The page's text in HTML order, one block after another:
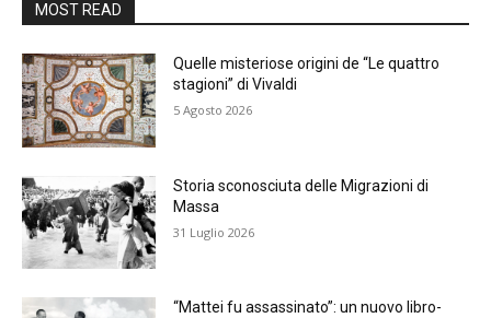
MOST READ
Quelle misteriose origini de “Le quattro
stagioni” di Vivaldi
5 Agosto 2026
Storia sconosciuta delle Migrazioni di
Massa
31 Luglio 2026
“Mattei fu assassinato”: un nuovo libro-